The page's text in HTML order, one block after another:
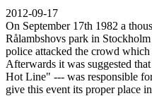
2012-09-17
On September 17th 1982 a
Rålambshovs park in
police attacked the crowd
Afterwards it was suggested
Hot Line" --- was responsible
give this event its proper place